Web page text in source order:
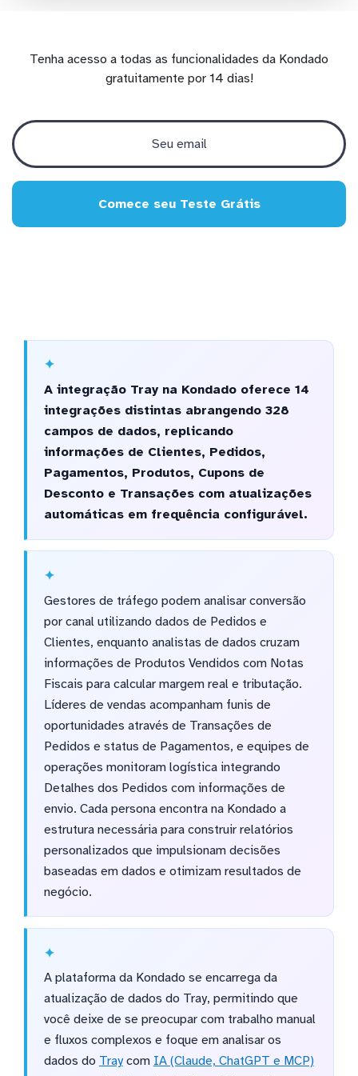
Tenha acesso a todas as funcionalidades da Kondado
gratuitamente por 14 dias!
Comece seu Teste Grátis
A integração Tray na Kondado oferece 14
integrações distintas abrangendo 328
campos de dados, replicando
informações de Clientes, Pedidos,
Pagamentos, Produtos, Cupons de
Desconto e Transações com atualizações
automáticas em frequência configurável.
Gestores de tráfego podem analisar conversão
por canal utilizando dados de Pedidos e
Clientes, enquanto analistas de dados cruzam
informações de Produtos Vendidos com Notas
Fiscais para calcular margem real e tributação.
Líderes de vendas acompanham funis de
oportunidades através de Transações de
Pedidos e status de Pagamentos, e equipes de
operações monitoram logística integrando
Detalhes dos Pedidos com informações de
envio. Cada persona encontra na Kondado a
estrutura necessária para construir relatórios
personalizados que impulsionam decisões
baseadas em dados e otimizam resultados de
negócio.
A plataforma da Kondado se encarrega da
atualização de dados do Tray, permitindo que
você deixe de se preocupar com trabalho manual
e fluxos complexos e foque em analisar os
dados do Traycom IA (Claude, ChatGPT e MCP)